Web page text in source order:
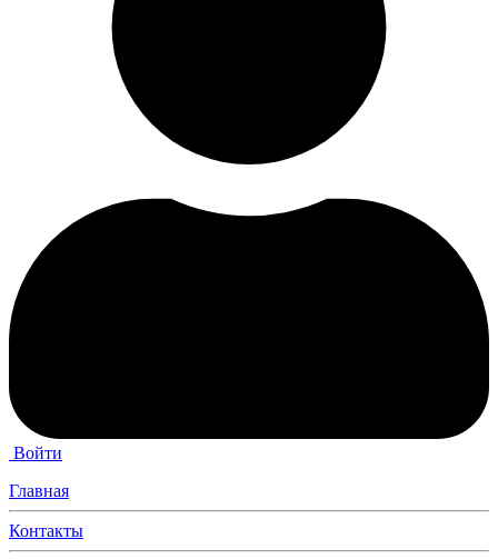
Войти
Главная
Контакты